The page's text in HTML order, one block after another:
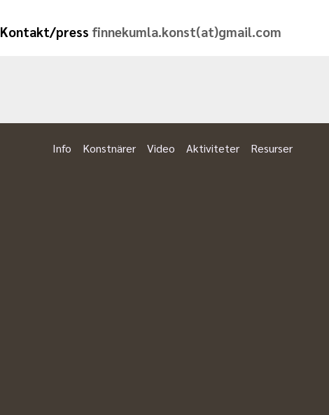
Kontakt/press finnekumla.konst(at)gmail.com
Info Konstnärer Video Aktiviteter Resurser